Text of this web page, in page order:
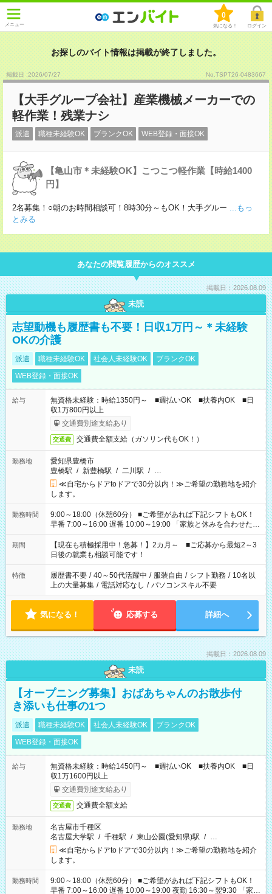
メニュー
0
気になる！ ログイン
お探しのバイト情報は掲載が終了しました。
掲載日 :2026/07/27 No.TSPT26-0483667
【大手グループ会社】産業機械メーカーでの
軽作業！残業ナシ
派遣 職種未経験OK ブランクOK WEB登録・面接OK
【亀山市＊未経験OK】こつこつ軽作業【時給1400
円】
2名募集！○朝のお時間相談可！8時30分～もOK！大手グルー ...もっ
とみる
あなたの閲覧履歴からのオススメ
掲載日：2026.08.09
未読
志望動機も履歴書も不要！日収1万円～＊未経験
OKの介護
派遣 職種未経験OK 社会人未経験OK
ブランクOK
WEB登録・面接OK
給与
無資格未経験：時給1350円～ ■週払いOK ■扶養内OK ■日
収1万800円以上
交通費別途支給あり
交通費 交通費全額支給（ガソリン代もOK！）
勤務地
愛知県豊橋市
豊橋駅 / 新豊橋駅 / 二川駅 / …
≪自宅からドアtoドアで30分以内！≫ご希望の勤務地を紹介
します。
勤務時間
9:00～18:00（休憩60分） ■ご希望があれば下記シフトもOK！
早番 7:00～16:00 遅番 10:00～19:00 「家族と休みを合わせた
い」 「余裕を持って夕飯の準備がしたい」 「できれば残業はし
たくない」 など、ご希望を教えてくださいね。 ※Wワーク希望
の方へ 今ご覧のお仕事で希望する勤務時間と、もう1つのお仕事
の勤務時間。 合計で週40時間を超える場合は応募できません。
期間
【現在も積極採用中！急募！】2カ月～ ■ご応募から最短2～3
日後の就業も相談可能です！
特徴 履歴書不要 / 40～50代活躍中 / 服装自由 / シフト勤務 / 10名以
上の大量募集 / 電話対応なし / パソコンスキル不要
気になる！ 応募する 詳細へ
掲載日：2026.08.09
未読
【オープニング募集】おばあちゃんのお散歩付
き添いも仕事の1つ
派遣 職種未経験OK 社会人未経験OK
ブランクOK
WEB登録・面接OK
給与
無資格未経験：時給1450円～ ■週払いOK ■扶養内OK ■日
収1万1600円以上
交通費別途支給あり
交通費 交通費全額支給
勤務地
名古屋市千種区
名古屋大学駅 / 千種駅 / 東山公園(愛知県)駅 / …
≪自宅からドアtoドアで30分以内！≫ご希望の勤務地を紹介
します。
勤務時間
9:00～18:00（休憩60分） ■ご希望があれば下記シフトもOK！
早番 7:00～16:00 遅番 10:00～19:00 夜勤 16:30～翌9:30 「家族